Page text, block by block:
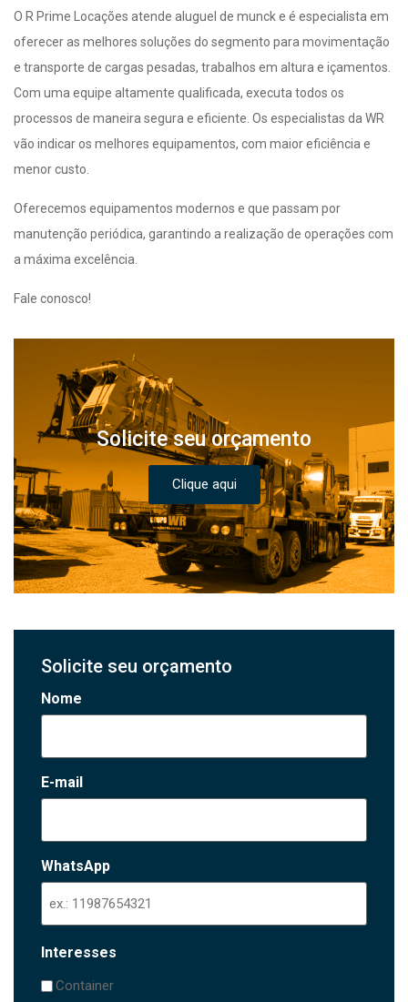
O R Prime Locações atende aluguel de munck e é especialista em
oferecer as melhores soluções do segmento para movimentação
e transporte de cargas pesadas, trabalhos em altura e içamentos.
Com uma equipe altamente qualificada, executa todos os
processos de maneira segura e eficiente. Os especialistas da WR
vão indicar os melhores equipamentos, com maior eficiência e
menor custo.
Oferecemos equipamentos modernos e que passam por
manutenção periódica, garantindo a realização de operações com
a máxima excelência.
Fale conosco!
Solicite seu orçamento
Clique aqui
Solicite seu orçamento
Nome
E-mail
WhatsApp
Interesses
Container